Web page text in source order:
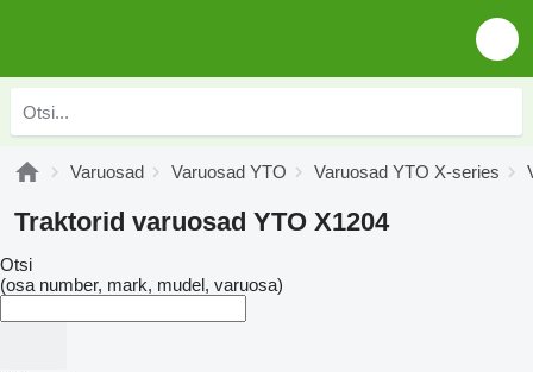
Varuosad Varuosad YTO Varuosad YTO X-series
Traktorid varuosad YTO X1204
Otsi
(osa number, mark, mudel, varuosa)